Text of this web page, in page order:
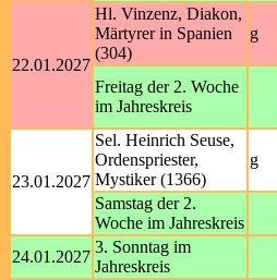
22.01.2027
Hl. Vinzenz, Diakon,
Märtyrer in Spanien
(304)
g
Freitag der 2. Woche
im Jahreskreis
23.01.2027
Sel. Heinrich Seuse,
Ordenspriester,
Mystiker (1366)
g
Samstag der 2.
Woche im Jahreskreis
24.01.2027
3. Sonntag im
Jahreskreis